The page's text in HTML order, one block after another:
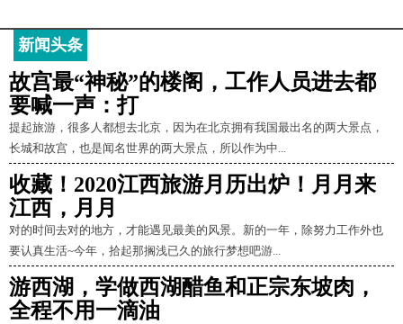
新闻头条
故宫最“神秘”的楼阁，工作人员进去都
要喊一声：打
提起旅游，很多人都想去北京，因为在北京拥有我国最出名的两大景点，
长城和故宫，也是闻名世界的两大景点，所以作为中...
收藏！2020江西旅游月历出炉！月月来
江西，月月
对的时间去对的地方，才能遇见最美的风景。新的一年，除努力工作外也
要认真生活~今年，拾起那搁浅已久的旅行梦想吧游...
游西湖，学做西湖醋鱼和正宗东坡肉，
全程不用一滴油